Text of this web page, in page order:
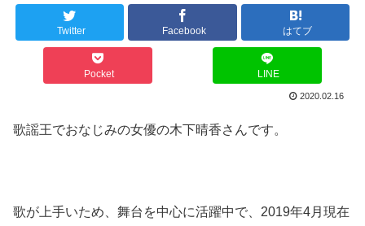
Twitter Facebook はてブ
Pocket LINE
2020.02.16
歌謡王でおなじみの女優の木下晴香さんです。
歌が上手いため、舞台を中心に活躍中で、2019年4月現在